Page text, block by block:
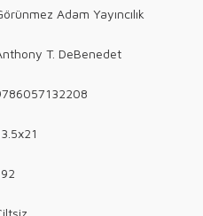
Adam Yayıncılık
T. DeBenedet